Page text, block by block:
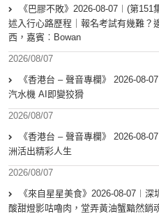
《巴膠不敗》2026-08-07︱(第
述入行心路歷程｜報名考試有幾難？
西，嘉賓︰Bowan
2026/08/07
《香港台 – 聲音專欄》 2026-08-
汽水機 AI即變狡猾
2026/08/07
《香港台 – 聲音專欄》 2026-08-
洲活出精彩人生
2026/08/07
《來自星星美食》2026-08-07︱
酸甜燈影咕嚕肉，堂弄黃油蟹黯然銷